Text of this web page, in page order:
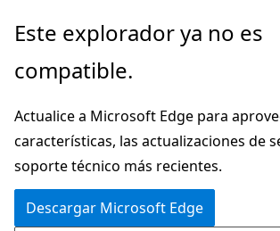
Ir
contenido
Este explorador ya no es
compatible.
Actualice a Microsoft Edge para
características, las actualizaciones de
soporte técnico más recientes.
Descargar Microsoft Edge